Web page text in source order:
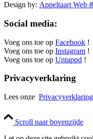
Design by: Appeltaart Web
Social media:
Voeg ons toe op Facebook !
Voeg ons toe op Instagram !
Voeg ons toe op Untappd !
Privacyverklaring
Lees onze
Scroll naar bovenzijde